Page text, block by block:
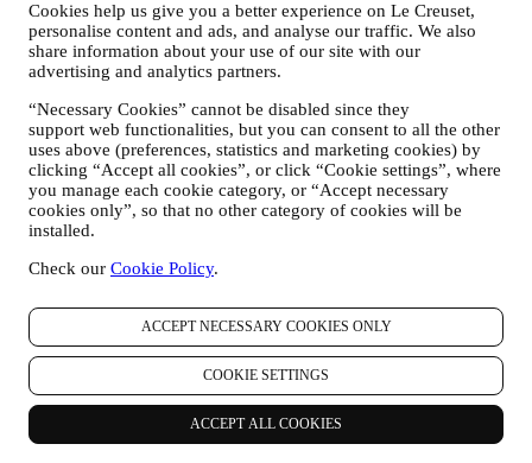
Cookies help us give you a better experience on Le Creuset,
personalise content and ads, and analyse our traffic. We also
share information about your use of our site with our
advertising and analytics partners.
“Necessary Cookies” cannot be disabled since they
support web functionalities, but you can consent to all the other
uses above (preferences, statistics and marketing cookies) by
clicking “Accept all cookies”, or click “Cookie settings”, where
you manage each cookie category, or “Accept necessary
cookies only”, so that no other category of cookies will be
installed.
Check our Cookie Policy.
ACCEPT NECESSARY COOKIES ONLY
COOKIE SETTINGS
ACCEPT ALL COOKIES
(a) Le Creuset Group AG se encarga de la estrategia general que
rige el marketing y la experiencia personalizada del cliente;
(b) las entidades locales de Le Creuset se benefician e implementan
dicha estrategia, así como desarrollan de manera independiente
comunicaciones/iniciativas de marketing a nivel local (dentro de un
país específico);
(c) ambos corresponsables están obligados a atender las solicitudes
de derechos de los interesados.
3. ¿POR QUÉ RECOPILAMOS ESTA INFORMACIÓN?
Podemos procesar sus datos para los siguientes fines:
posible que tengamos que procesar algunos datos sobre usted
obligaciones derivadas de las instrucciones recibidas de las
autoridades.
PARA CREAR UNA CUENTA LE CREUSET
Utilizaremos sus datos para crear una cuenta de Le Creuset
que le dará acceso a una serie de ventajas dedicadas a los
usuarios registrados, para disfrutar mejor de nuestros
servicios, tales como un pago más rápido, guardar múltiples